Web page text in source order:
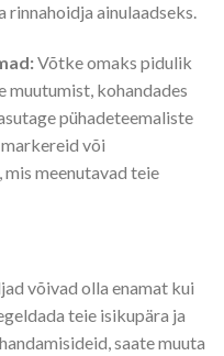
rinnahoidja ainulaadseks.
Võtke omaks pidulik
muutumist, kohandades
pühadeteemaliste
või
meenutavad teie
võivad olla enamat kui
teie isikupära ja
saate muuta